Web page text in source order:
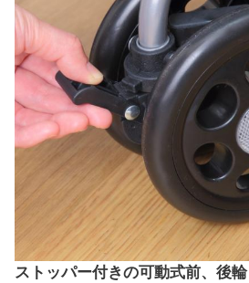
ストッパー付きの可動式前、後輪